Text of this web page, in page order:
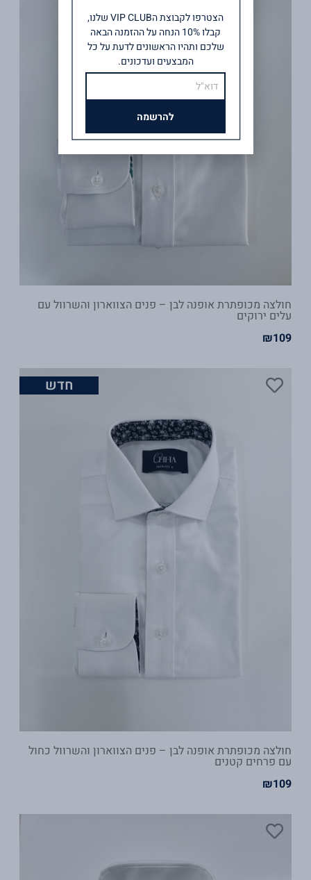
חולצה מכופתרת אופנה לבן – פנים הצווארון והשרוול עם
עלים ירוקים
₪109
חדש
חולצה מכופתרת אופנה לבן – פנים הצווארון והשרוול כחול
עם פרחים קטנים
₪109
הצטרפו לקבוצת הVIP CLUB שלנו,
קבלו 10% הנחה על ההזמנה הבאה
שלכם ותהיו הראשונים לדעת על כל
המבצעים ועדכונים.
אימייל
להרשמה